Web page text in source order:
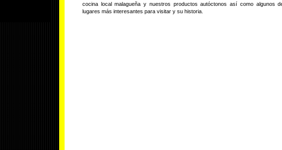
cocina local malagueña y nuestros productos autóctonos así como algunos
lugares más interesantes para visitar y su historia.